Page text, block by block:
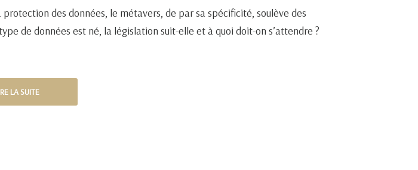
des données, le métavers, de par sa spécificité, soulève des
de données est né, la législation suit-elle et à quoi doit-on s’attendre ?
LA SUITE